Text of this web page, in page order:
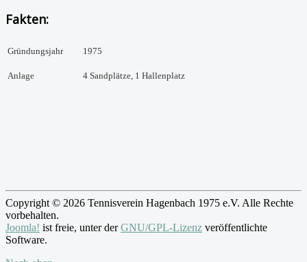
Fakten:
Gründungsjahr 1975
Anlage 4 Sandplätze, 1 Hallenplatz
Copyright © 2026 Tennisverein Hagenbach 1975 e.V. Alle Rechte
vorbehalten.
Joomla! ist freie, unter derGNU/GPL-Lizenz veröffentlichte
Software.